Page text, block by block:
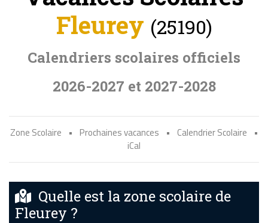
Fleurey (25190)
Calendriers scolaires officiels
2026-2027 et 2027-2028
Zone Scolaire • Prochaines vacances • Calendrier Scolaire
•
iCal
Quelle est la zone scolaire de
Fleurey ?